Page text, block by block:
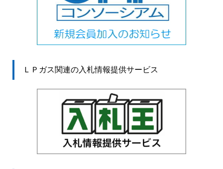
ＬＰガス関連の入札情報提供サービス